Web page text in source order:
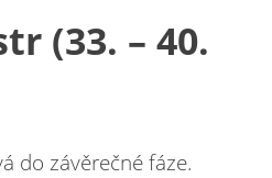
(33. – 40.
do závěrečné fáze.